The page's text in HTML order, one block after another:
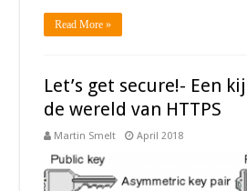
Read More »
Let’s get secure!- Een
de wereld van HTTPS
Martin Smelt April 2018